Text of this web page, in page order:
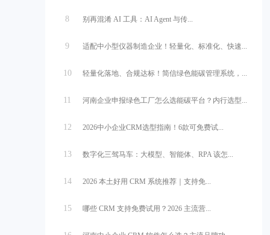
8 别再混淆 AI 工具：AI Agent 与传...
9 适配中小型仪器制造企业！轻量化、标准化、快速...
10 轻量化落地、合规达标！简信绿色能碳管理系统，...
11 河南企业申报绿色工厂怎么选能碳平台？内行选型...
12 2026中小企业CRM选型指南！6款可免费试...
13 数字化三驾马车：大模型、智能体、RPA 该怎...
14 2026 本土好用 CRM 系统推荐｜支持免...
15 哪些 CRM 支持免费试用？2026 主流营...